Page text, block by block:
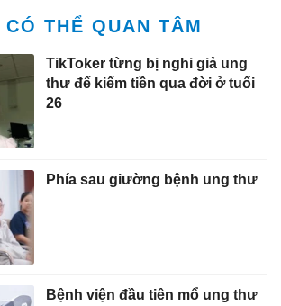
CÓ THỂ QUAN TÂM
TikToker từng bị nghi giả ung
thư để kiếm tiền qua đời ở tuổi
26
Phía sau giường bệnh ung thư
Bệnh viện đầu tiên mổ ung thư